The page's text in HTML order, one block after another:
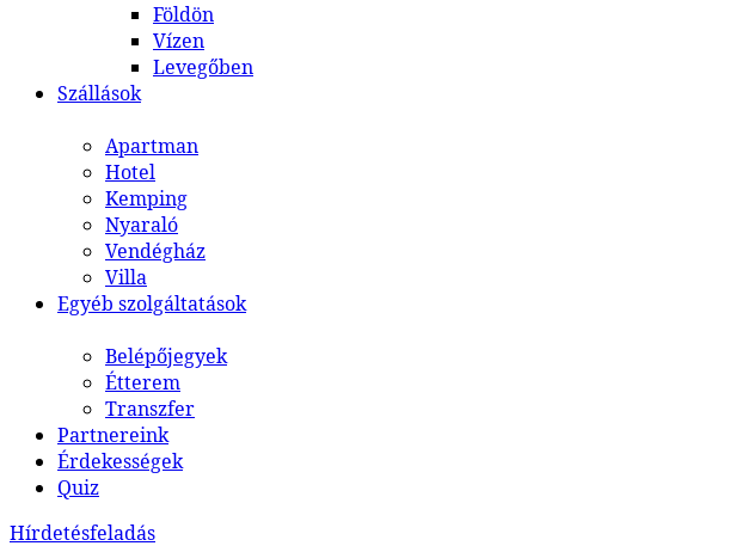
Földön
Vízen
Levegőben
Szállások
Apartman
Hotel
Kemping
Nyaraló
Vendégház
Villa
Egyéb szolgáltatások
Belépőjegyek
Étterem
Transzfer
Partnereink
Érdekességek
Quiz
Hírdetésfeladás